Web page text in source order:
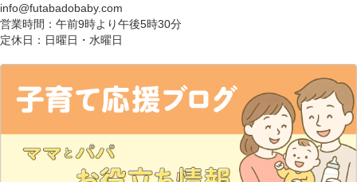
info@futabadobaby.com
営業時間：午前9時より午後5時30分
定休日：日曜日・水曜日